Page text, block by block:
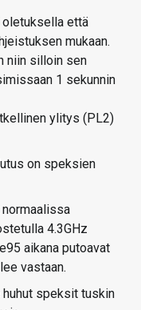
oletuksella että
mukaan.
niin silloin sen
1 sekunnin
ylitys (PL2)
on speksien
4.3GHz
aikana putoavat
vastaan.
speksit tuskin